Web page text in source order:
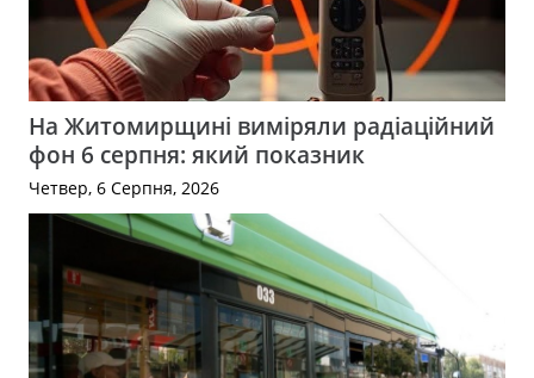
На Житомирщині виміряли радіаційний
фон 6 серпня: який показник
Четвер, 6 Серпня, 2026